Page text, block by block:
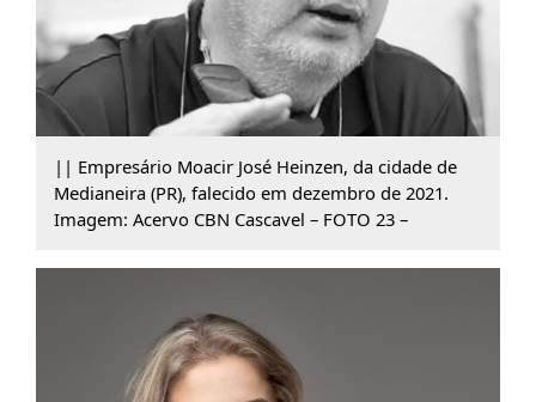
|| Empresário Moacir José Heinzen, da cidade de
Medianeira (PR), falecido em dezembro de 2021.
Imagem: Acervo CBN Cascavel – FOTO 23 –